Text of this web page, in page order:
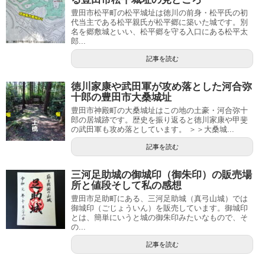
豊田市松平町の松平城址は徳川の前身・松平氏の初
代当主である松平親氏が松平郷に築いた城です。別
名を郷敷城といい、松平郷を守る入口にある松平太
郎...
記事を読む
徳川家康や武田軍が攻め落とした河合弥
十郎の豊田市大桑城址
豊田市神殿町の大桑城址はこの地の土豪・河合弥十
郎の居城跡です。歴史を振り返ると徳川家康や甲斐
の武田軍も攻め落としています。 ＞＞大桑城...
記事を読む
三河足助城の御城印（御朱印）の販売場
所と値段そして私の感想
豊田市足助町にある、三河足助城（真弓山城）では
御城印（ごじょういん）を販売しています。御城印
とは、簡単にいうと城の御朱印みたいなもので、そ
の...
記事を読む